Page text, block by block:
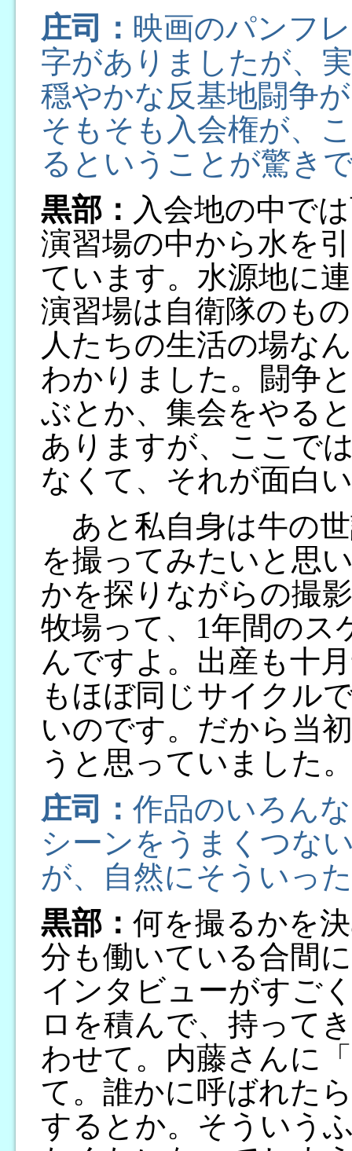
庄司： 映画のパンフ
字がありましたが、
穏やかな反基地闘争
そもそも入会権が、
るということが驚き
黒部： 入会地の中で
演習場の中から水を
ています。水源地に
演習場は自衛隊のも
人たちの生活の場な
わかりました。闘争
ぶとか、集会をやる
ありますが、ここで
なくて、それが面白
あと私自身は牛の
を撮ってみたいと思
かを探りながらの撮
牧場って、1年間のス
んですよ。出産も十
もほぼ同じサイクル
いのです。だから当
うと思っていました
庄司： 作品のいろん
シーンをうまくつな
が、自然にそういっ
黒部： 何を撮るかを
分も働いている合間
インタビューがすご
ロを積んで、持って
わせて。内藤さんに
て。誰かに呼ばれた
するとか。そういう